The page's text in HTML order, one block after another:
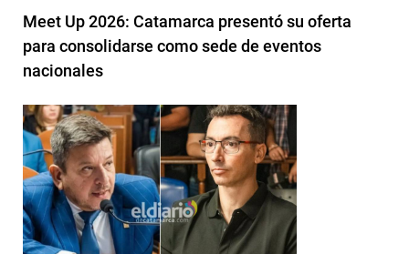
Meet Up 2026: Catamarca presentó su oferta
para consolidarse como sede de eventos
nacionales